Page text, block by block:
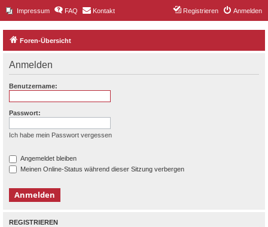
Impressum FAQ Kontakt Anmelden
Registrieren
Foren-Übersicht
Anmelden
Benutzername:
Passwort:
Ich habe mein Passwort vergessen
Angemeldet bleiben
Meinen Online-Status während dieser Sitzung verbergen
REGISTRIEREN